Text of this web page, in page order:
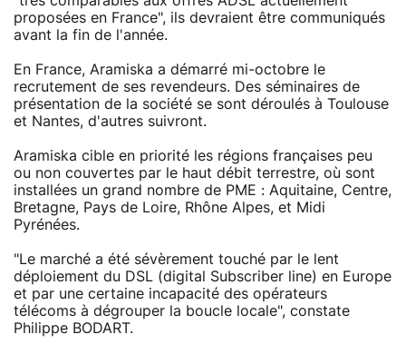
proposées en France", ils devraient être communiqués
avant la fin de l'année.
En France, Aramiska a démarré mi-octobre le
recrutement de ses revendeurs. Des séminaires de
présentation de la société se sont déroulés à Toulouse
et Nantes, d'autres suivront.
Aramiska cible en priorité les régions françaises peu
ou non couvertes par le haut débit terrestre, où sont
installées un grand nombre de PME : Aquitaine, Centre,
Bretagne, Pays de Loire, Rhône Alpes, et Midi
Pyrénées.
"Le marché a été sévèrement touché par le lent
déploiement du DSL (digital Subscriber line) en Europe
et par une certaine incapacité des opérateurs
télécoms à dégrouper la boucle locale", constate
Philippe BODART.